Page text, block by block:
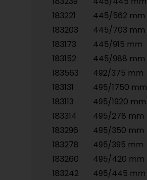
183221
445/562 mm
183203
445/703 mm
183173
445/915 mm
183152
445/988 mm
183563
492/375 mm
183131
495/1750 mm
183113
495/1920 mm
183314
495/278 mm
183296
495/350 mm
183278
495/395 mm
183260
495/420 mm
183242
495/445 mm